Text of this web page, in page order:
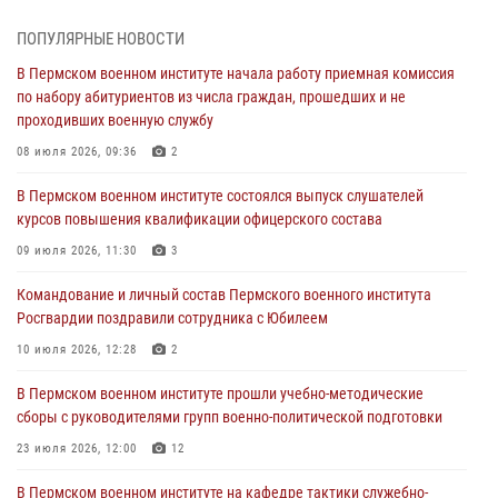
Федерации проводится выставка, посвящённая войскам
правопорядка
10 июля 2026, 14:30 8
Командование и личный состав Пермского военного института
10 июля 2026, 12:28 2
В Пермском военном институте состоялся выпуск слушателей
09 июля 2026, 11:30 3
В Пермском военном институте начала работу приемная комиссия
проходивших военную службу
08 июля 2026, 09:36 2
чемпионате войск национальной гвардии Российской Федерации по
ПОПУЛЯРНЫЕ НОВОСТИ
В Пермском военном институте начала работу приемная комиссия
по набору абитуриентов из числа граждан, прошедших и не
проходивших военную службу
08 июля 2026, 09:36 2
В Пермском военном институте состоялся выпуск слушателей
курсов повышения квалификации офицерского состава
09 июля 2026, 11:30 3
Командование и личный состав Пермского военного института
Росгвардии поздравили сотрудника с Юбилеем
10 июля 2026, 12:28 2
В Пермском военном институте прошли учебно-методические
сборы с руководителями групп военно-политической подготовки
23 июля 2026, 12:00 12
В Пермском военном институте на кафедре тактики служебно-